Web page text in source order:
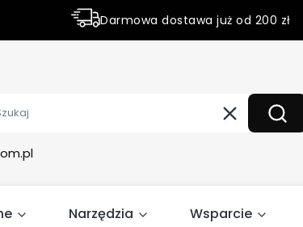
Darmowa dostawa już od 200 zł
WyczyśćSzukaj
Narzędzia Wsparcie